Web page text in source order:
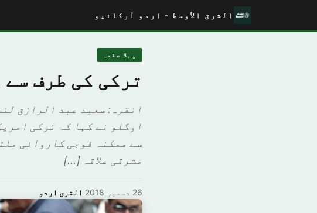
الشرق الأوسط - اردو آرکائیو
پہلا صفحہ
ترکی کی طرف
انقرہ: سعید عبد الرازق
اوگلو نے کہا کہ ترکی
سے ممکنہ فوجی کاروائی
مشرقی علاقہ […]
الشرق اردو · 26 دسمبر 2018